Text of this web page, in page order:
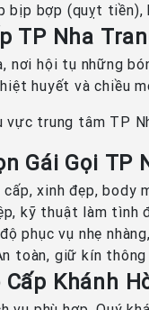
bịp bợp (quỵt
TP Nha
nơi hội tụ những
huyết và chiều
vực trung tâm TP
Gái Gọi TP
xinh đẹp, body
kỹ thuật làm
phục vụ nhẹ
toàn, giữ kín
Cấp Khánh